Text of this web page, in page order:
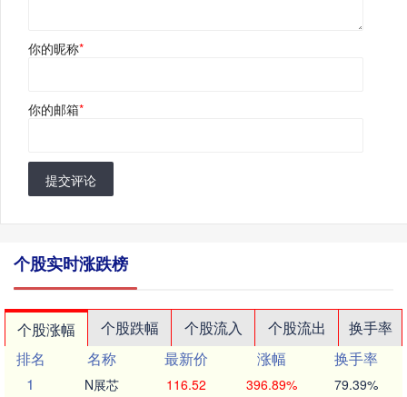
你的昵称*
你的邮箱*
提交评论
个股实时涨跌榜
个股涨幅 个股跌幅 个股流入 个股流出
换手率
排名
名称 最新价 涨幅
换手率
1
N展芯 116.52 396.89% 79.39%